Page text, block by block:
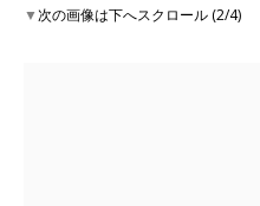
▼次の画像は下へスクロール (2/4)